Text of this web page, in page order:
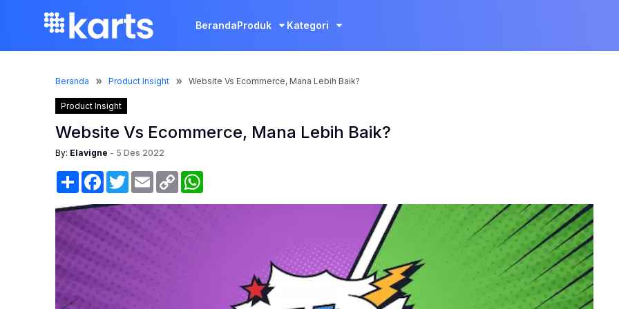
BerandaProduk Kategori
Beranda Product Insight Website Vs Ecommerce, Mana Lebih Baik?
Product Insight
Website Vs Ecommerce, Mana Lebih Baik?
By: Elavigne - 5 Des 2022
ShareFacebook
TwitterEmail Copy
Link